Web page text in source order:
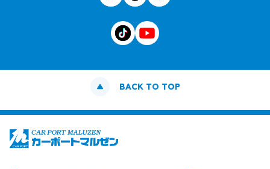
BACK TO TOP